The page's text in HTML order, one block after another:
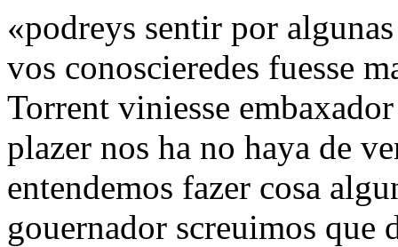
«podreys sentir por
vos conoscieredes fuesse
Torrent viniesse
plazer nos ha no haya de
entendemos fazer cosa
gouernador screuimos que